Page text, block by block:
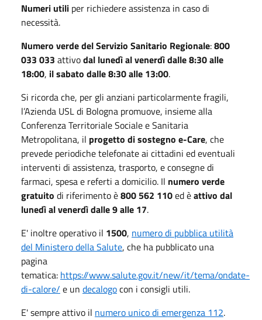
Numeri utili per richiedere assistenza in caso di
necessità.
Numero verde del Servizio Sanitario Regionale:800
033 033 attivodal lunedì al venerdì dalle 8:30 alle
18:00, il sabato dalle 8:30 alle 13:00.
Si ricorda che, per gli anziani particolarmente fragili,
l’Azienda USL di Bologna promuove, insieme alla
Conferenza Territoriale Sociale e Sanitaria
Metropolitana, il progetto di sostegno e-Care, che
prevede periodiche telefonate ai cittadini ed eventuali
interventi di assistenza, trasporto, e consegne di
farmaci, spesa e referti a domicilio. Il numero verde
gratuito di riferimento è800 562 110ed èattivo dal
lunedì al venerdì dalle 9 alle 17.
E' inoltre operativo il 1500, numero di pubblica utilità
del Ministero della Salute, che ha pubblicato una
pagina
tematica: https://www.salute.gov.it/new/it/tema/ondate-
di-calore/ e un decalogocon i consigli utili.
E' sempre attivo il numero unico di emergenza 112.